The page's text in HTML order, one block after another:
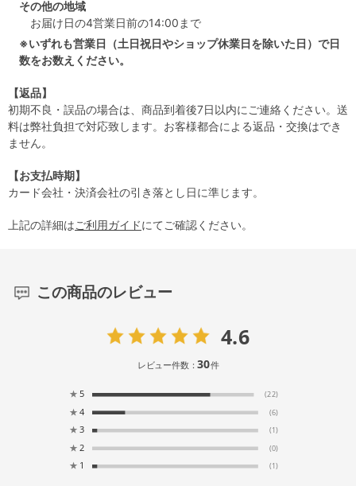
その他の地域
お届け日の4営業日前の14:00まで
※いずれも営業日（土日祝日やショップ休業日を除いた日）で日
数をお数えください。
【返品】
初期不良・誤品の場合は、商品到着後7日以内にご連絡ください。送
料は弊社負担で対応致します。お客様都合による返品・交換はでき
ません。
【お支払時期】
カード会社・決済会社の引き落とし日に準じます。
上記の詳細はご利用ガイドにてご確認ください。
この商品のレビュー
4.6
レビュー件数：30件
★ 5 (22)
★ 4 (6)
★ 3 (1)
★ 2 (0)
★ 1 (1)